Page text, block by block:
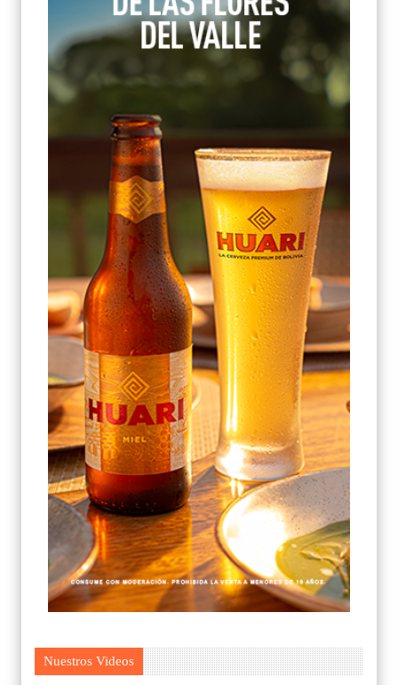
Nuestros Videos